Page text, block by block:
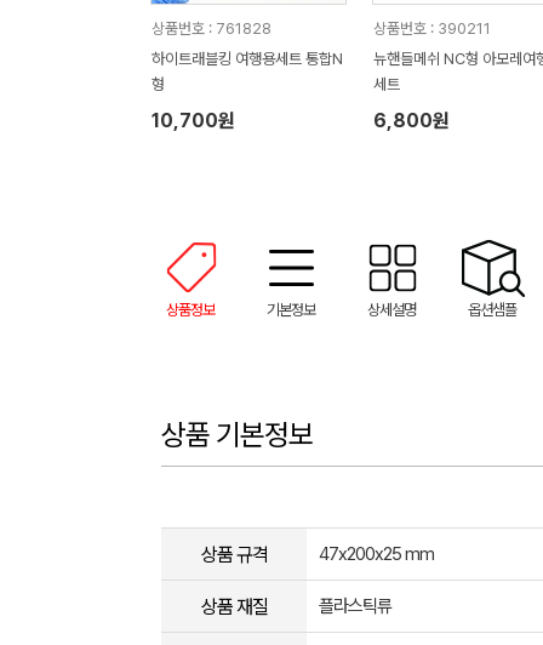
상품번호 : 761828
하이트래블킹 여행용세트 통합N
형
10,700원
상품번호 : 390211
뉴핸들메쉬 NC형 아모레여
세트
6,800원
상품정보 기본정보 상세설명 옵션샘플
상품 기본정보
상품 규격 47x200x25 mm
상품 재질 플라스틱류